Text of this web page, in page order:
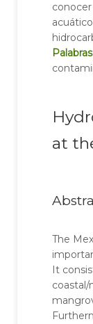
at
The
It
coastal/